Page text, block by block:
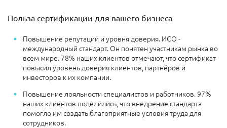
Польза сертификации для вашего бизнеса
Повышение репутации и уровня доверия. ИСО -
международный стандарт. Он понятен участникам рынка во
всем мире. 78% наших клиентов отмечают, что сертификат
повысил уровень доверия клиентов, партнёров и
инвесторов к их компании.
Повышение лояльности специалистов и работников. 97%
наших клиентов поделились, что внедрение стандарта
помогло им создать благоприятные условия труда для
сотрудников.